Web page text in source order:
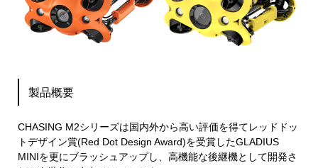
製品概要
CHASING M2シリーズは国内外から高い評価を得てレッドドッ
トデザイン賞(Red Dot Design Award)を受賞したGLADIUS
MINIを更にブラッシュアップし、高機能な後継機として開発さ